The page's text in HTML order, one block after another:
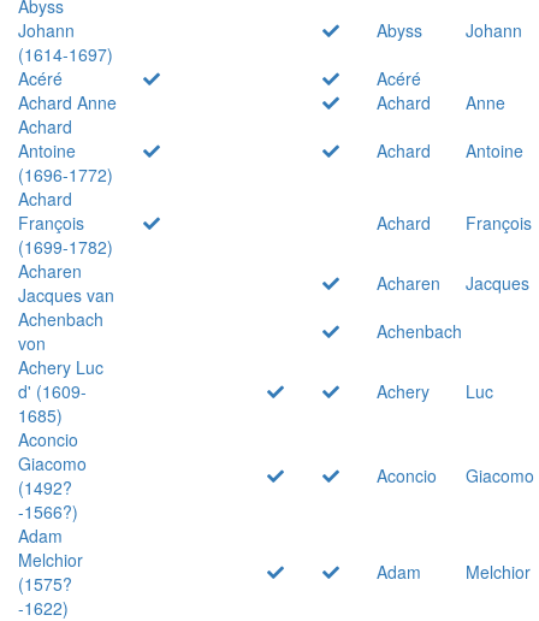
Abyss
Johann
(1614-1697)
Abyss
Johann
Acéré
Acéré
Achard Anne
Achard
Anne
Achard
Antoine
(1696-1772)
Achard
Antoine
Achard
François
(1699-1782)
Achard
François
Acharen
Jacques van
Acharen
Jacques
Achenbach
von
Achenbach
Achery Luc
d' (1609-
1685)
Achery
Luc
Aconcio
Giacomo
(1492?
-1566?)
Aconcio Giacomo
Adam
Melchior
(1575?
-1622)
Adam Melchior